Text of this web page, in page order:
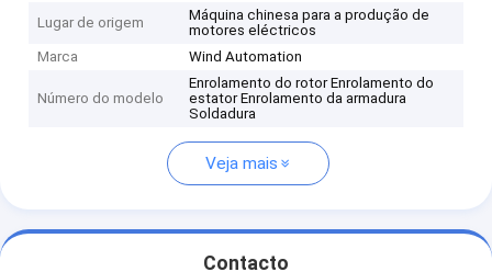
Lugar de origem
Máquina chinesa para a produção de
motores eléctricos
Marca
Wind Automation
Número do modelo
Enrolamento do rotor Enrolamento do
estator Enrolamento da armadura
Soldadura
Veja mais
Contacto